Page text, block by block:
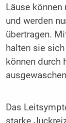
Läuse
und werden
übertragen.
halten sie
können durch
Das